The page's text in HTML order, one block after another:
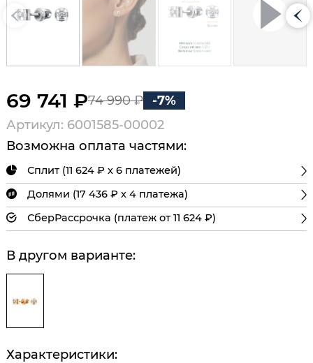
69 741 ₽74 990 ₽
-7%
Артикул: 6001585-00002
Возможна оплата частями:
Сплит (11 624 ₽ х 6 платежей)
Долями (17 436 ₽ х 4 платежа)
СберРассрочка (платеж от 11 624 ₽)
В другом варианте:
Характеристики: